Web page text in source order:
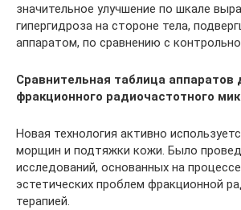
значительное улучшение по шкале
гипергидроза на стороне тела,
аппаратом, по сравнению с
Сравнительная таблица аппаратов
фракционного радиочастотного
Новая технология активно
морщин и подтяжки кожи. Было
исследований, основанных на
эстетических проблем фракционной
терапией.